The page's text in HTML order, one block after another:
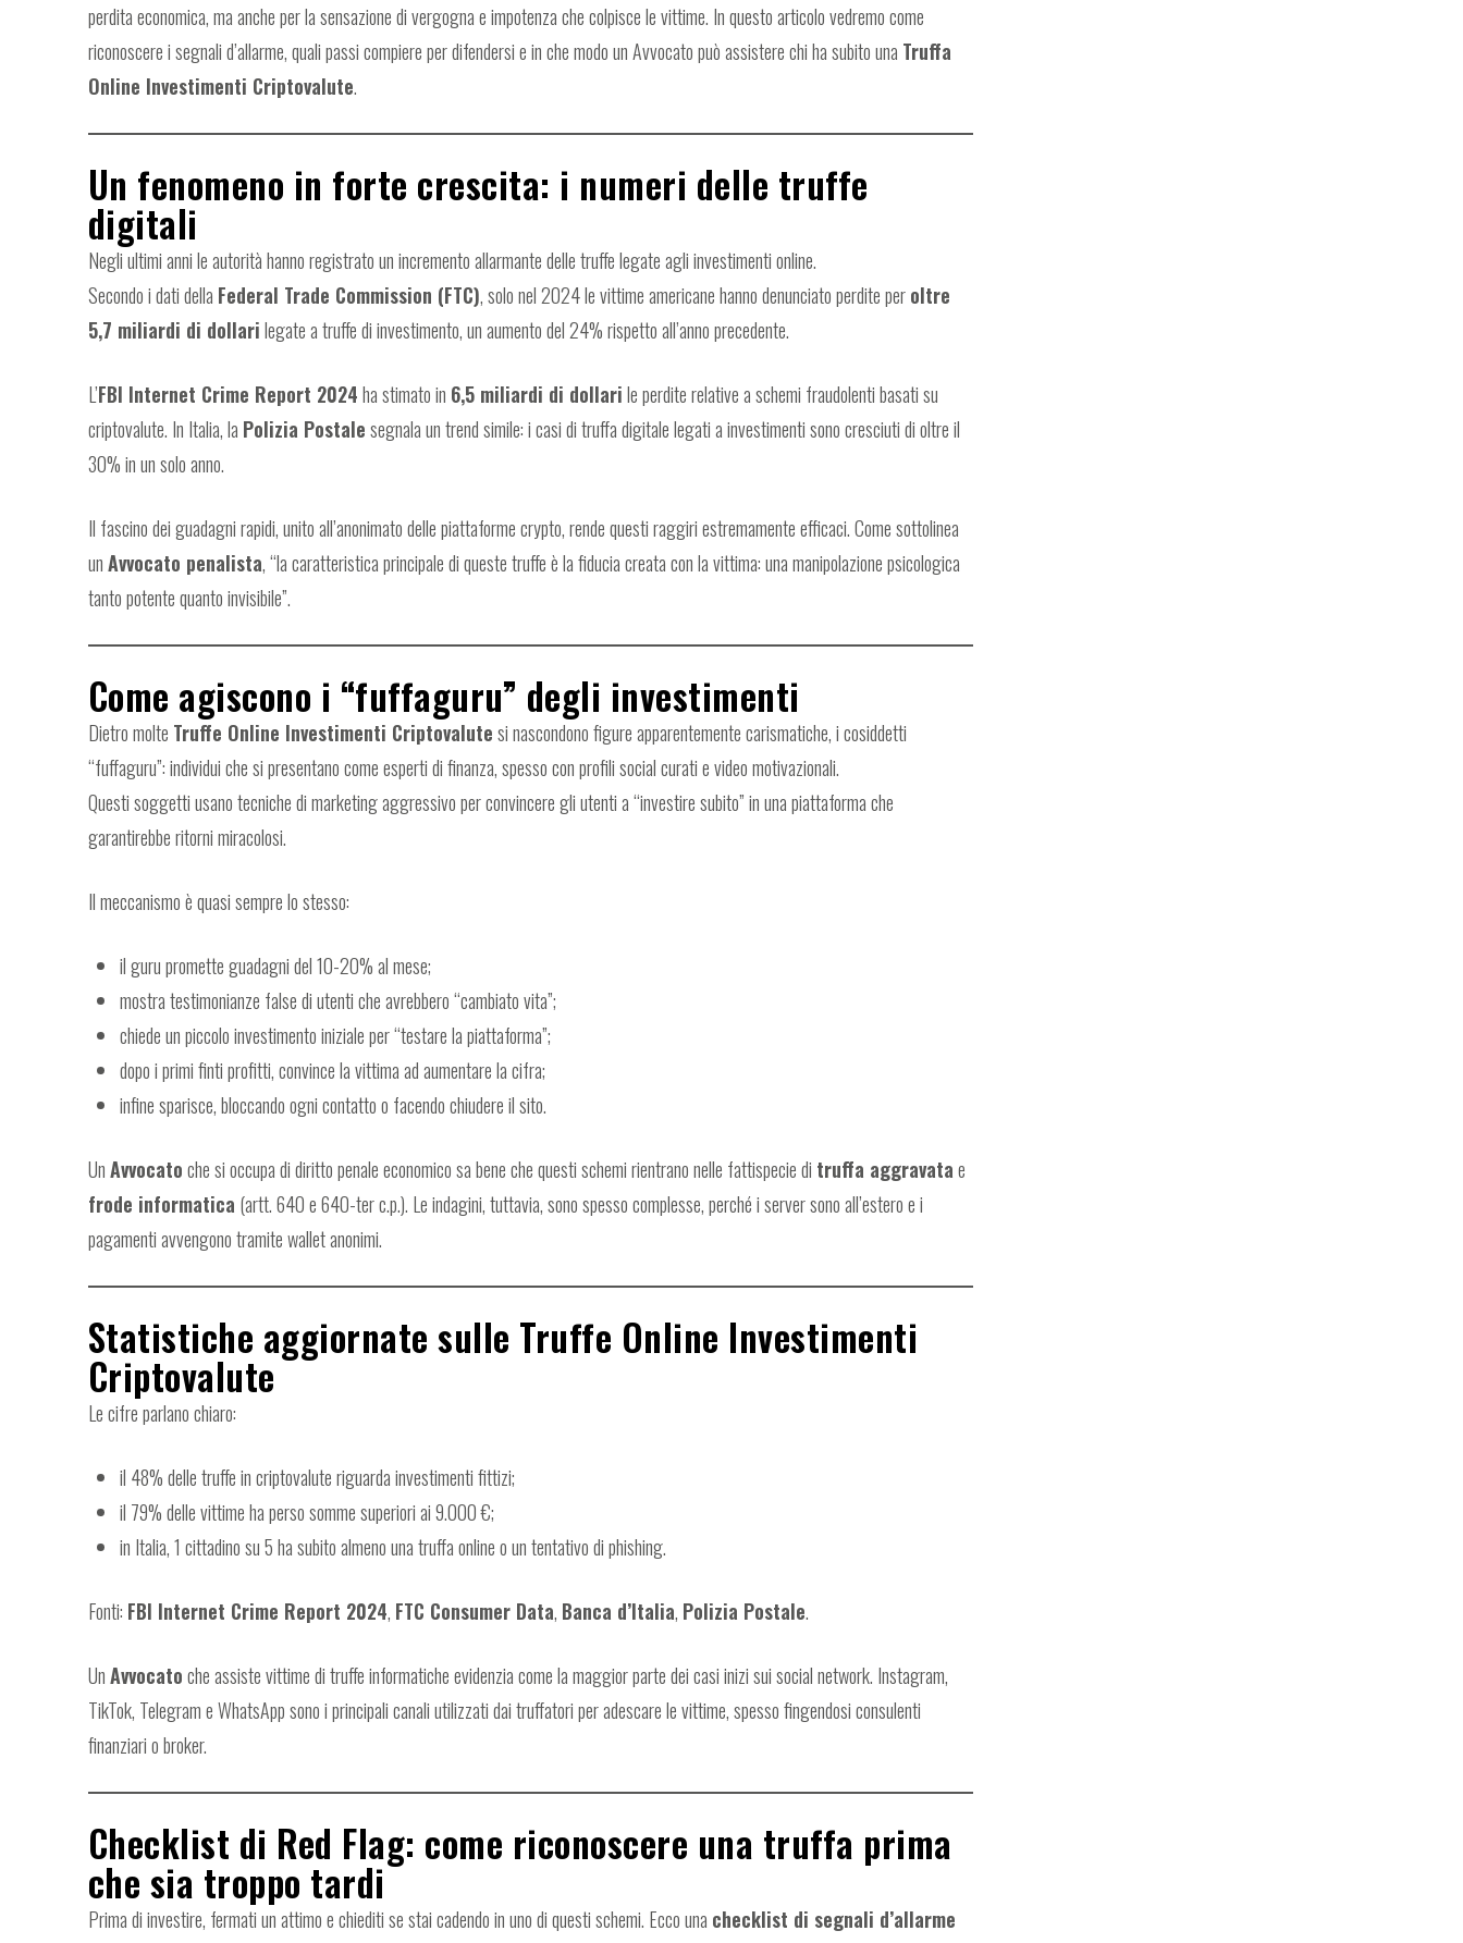
perdita economica, ma anche per la sensazione di vergogna e impotenza che colpisce le vittime. In questo articolo vedremo come
riconoscere i segnali d’allarme, quali passi compiere per difendersi e in che modo un Avvocato può assistere chi ha subito una Truffa
Online Investimenti Criptovalute.
Un fenomeno in forte crescita: i numeri delle truffe
digitali
Negli ultimi anni le autorità hanno registrato un incremento allarmante delle truffe legate agli investimenti online.
Secondo i dati della Federal Trade Commission (FTC), solo nel 2024 le vittime americane hanno denunciato perdite peroltre
5,7 miliardi di dollarilegate a truffe di investimento, un aumento del 24% rispetto all’anno precedente.
L’FBI Internet Crime Report 2024ha stimato in 6,5 miliardi di dollarile perdite relative a schemi fraudolenti basati su
criptovalute. In Italia, la Polizia Postalesegnala un trend simile: i casi di truffa digitale legati a investimenti sono cresciuti di oltre il
30% in un solo anno.
Il fascino dei guadagni rapidi, unito all’anonimato delle piattaforme crypto, rende questi raggiri estremamente efficaci. Come sottolinea
unAvvocato penalista, “la caratteristica principale di queste truffe è la fiducia creata con la vittima: una manipolazione psicologica
tanto potente quanto invisibile”.
Come agiscono i “fuffaguru” degli investimenti
Dietro molte Truffe Online Investimenti Criptovalutesi nascondono figure apparentemente carismatiche, i cosiddetti
“fuffaguru”: individui che si presentano come esperti di finanza, spesso con profili social curati e video motivazionali.
Questi soggetti usano tecniche di marketing aggressivo per convincere gli utenti a “investire subito” in una piattaforma che
garantirebbe ritorni miracolosi.
Il meccanismo è quasi sempre lo stesso:
il guru promette guadagni del 10-20% al mese;
mostra testimonianze false di utenti che avrebbero “cambiato vita”;
chiede un piccolo investimento iniziale per “testare la piattaforma”;
dopo i primi finti profitti, convince la vittima ad aumentare la cifra;
infine sparisce, bloccando ogni contatto o facendo chiudere il sito.
UnAvvocatoche si occupa di diritto penale economico sa bene che questi schemi rientrano nelle fattispecie di truffa aggravatae
frode informatica (artt. 640 e 640-ter c.p.). Le indagini, tuttavia, sono spesso complesse, perché i server sono all’estero e i
pagamenti avvengono tramite wallet anonimi.
Statistiche aggiornate sulle Truffe Online Investimenti
Criptovalute
Le cifre parlano chiaro:
il 48% delle truffe in criptovalute riguarda investimenti fittizi;
il 79% delle vittime ha perso somme superiori ai 9.000 €;
in Italia, 1 cittadino su 5 ha subito almeno una truffa online o un tentativo di phishing.
Fonti: FBI Internet Crime Report 2024, FTC Consumer Data, Banca d’Italia, Polizia Postale.
UnAvvocatoche assiste vittime di truffe informatiche evidenzia come la maggior parte dei casi inizi sui social network. Instagram,
TikTok, Telegram e WhatsApp sono i principali canali utilizzati dai truffatori per adescare le vittime, spesso fingendosi consulenti
finanziari o broker.
Checklist di Red Flag: come riconoscere una truffa prima
che sia troppo tardi
Prima di investire, fermati un attimo e chiediti se stai cadendo in uno di questi schemi. Ecco una checklist di segnali d’allarme